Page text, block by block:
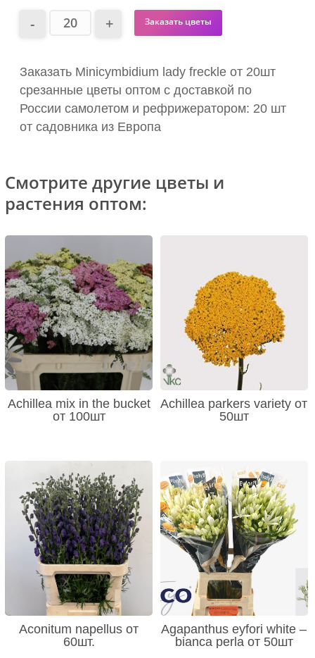
Заказать цветы
Заказать Minicymbidium lady freckle от 20шт
срезанные цветы оптом с доставкой по
России самолетом и рефрижератором: 20 шт
от садовника из Европа
Смотрите другие цветы и
растения оптом:
Achillea mix in the bucket
от 100шт
Achillea parkers variety от
50шт
Aconitum napellus от
60шт.
Agapanthus eyfori white –
bianca perla от 50шт